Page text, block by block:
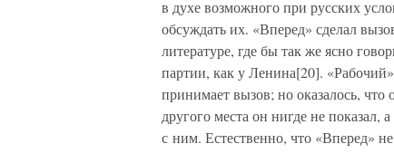
в духе возможного при русских
обсуждать их. «Вперед» сделал
литературе, где бы так же ясно
партии, как у Ленина[20].
принимает вызов; но оказалось,
другого места он нигде не показал,
с ним. Естественно, что «Вперед»